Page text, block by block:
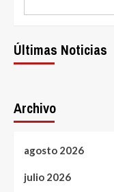
Últimas Noticias
Archivo
agosto 2026
julio 2026